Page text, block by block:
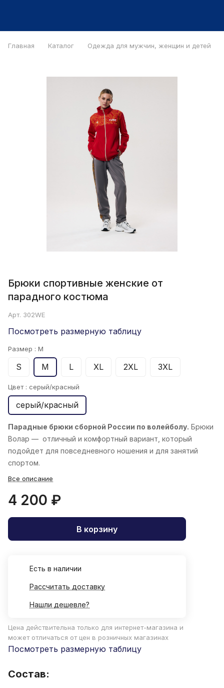
Главная Каталог Одежда для мужчин, женщин и детей
Брюки спортивные женские от
парадного костюма
Арт. 302WE
Посмотреть размерную таблицу
Размер : M
S M L XL 2XL 3XL
Цвет : серый/красный
серый/красный
Парадные брюки сборной России по волейболу. Брюки
Волар — отличный и комфортный вариант, который
подойдет для повседневного ношения и для занятий
спортом.
Все описание
4 200 ₽
В корзину
Есть в наличии
Рассчитать доставку
Нашли дешевле?
Цена действительна только для интернет-магазина и
может отличаться от цен в розничных магазинах
Посмотреть размерную таблицу
Состав: